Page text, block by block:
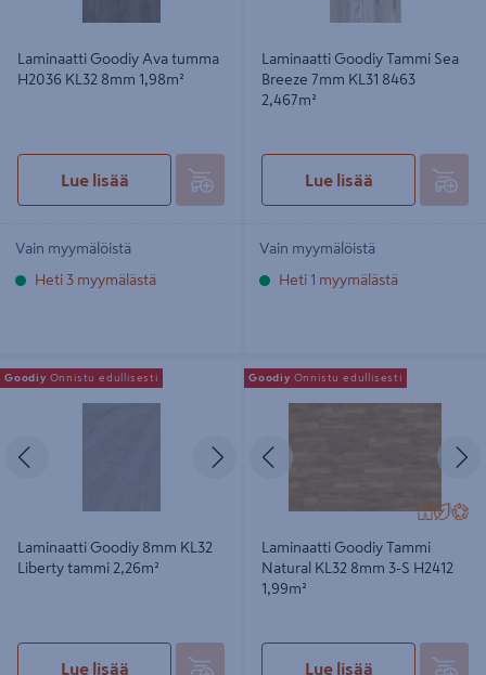
Laminaatti Goodiy Ava tumma
H2036 KL32 8mm 1,98m²
Lue lisää
Vain myymälöistä
Heti 3 myymälästä
Laminaatti Goodiy Tammi Sea
Breeze 7mm KL31 8463
2,467m²
Lue lisää
Vain myymälöistä
Heti 1 myymälästä
Laminaatti Goodiy 8mm KL32
Liberty tammi 2,26m²
Seuraava
Laminaatti Goodiy 8mm KL32
Liberty tammi 2,26m²
Lue lisää
Goodiy Onnistu edullisesti
Laminaatti Goodiy Tammi Natural
KL32 8mm 3-S H2412 1,99m²
Edellinen
Laminaatti Goodiy Tammi
Natural KL32 8mm 3-S H2412
1,99m²
Lue lisää
Goodiy Onnistu edullisesti